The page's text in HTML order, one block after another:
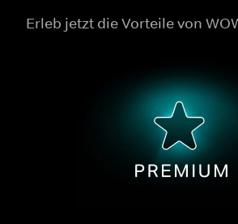
Erleb jetzt die Vorteile von